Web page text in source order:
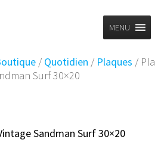
MENU
/Quotidien / Plaques / Pla
Surf 30×20
Sandman Surf 30×20